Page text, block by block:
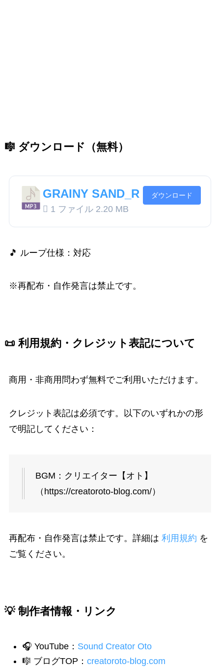
🎼 ダウンロード（無料）
GRAINY SAND_R
1 ファイル 2.20 MB
ダウンロード
🎵 ループ仕様：対応
※再配布・自作発言は禁止です。
📜 利用規約・クレジット表記について
商用・非商用問わず無料でご利用いただけます。
クレジット表記は必須です。以下のいずれかの形
で明記してください：
BGM：クリエイター【オト】
（https://creatoroto-blog.com/）
再配布・自作発言は禁止です。詳細は 利用規約 を
ご覧ください。
💡 制作者情報・リンク
🎧 YouTube： Sound Creator Oto
🎼 ブログTOP： creatoroto-blog.com